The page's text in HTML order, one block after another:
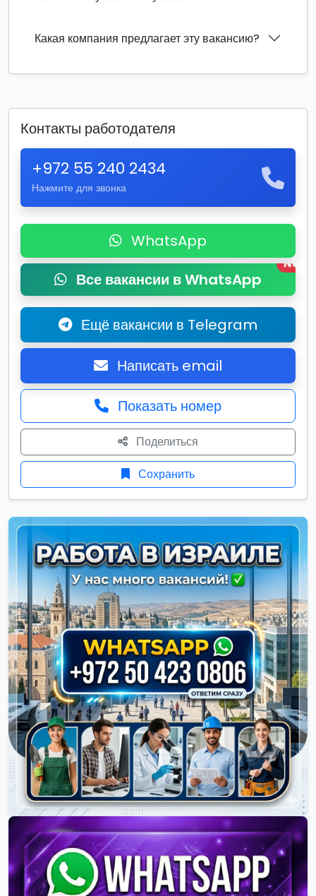
Какая компания предлагает эту вакансию?
Контакты работодателя
+972 55 240 2434
Нажмите для звонка
WhatsApp
Все вакансии в WhatsApp
New
Ещё вакансии в Telegram
Написать email
Показать номер
Поделиться
Сохранить